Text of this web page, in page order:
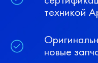
техникой
новые